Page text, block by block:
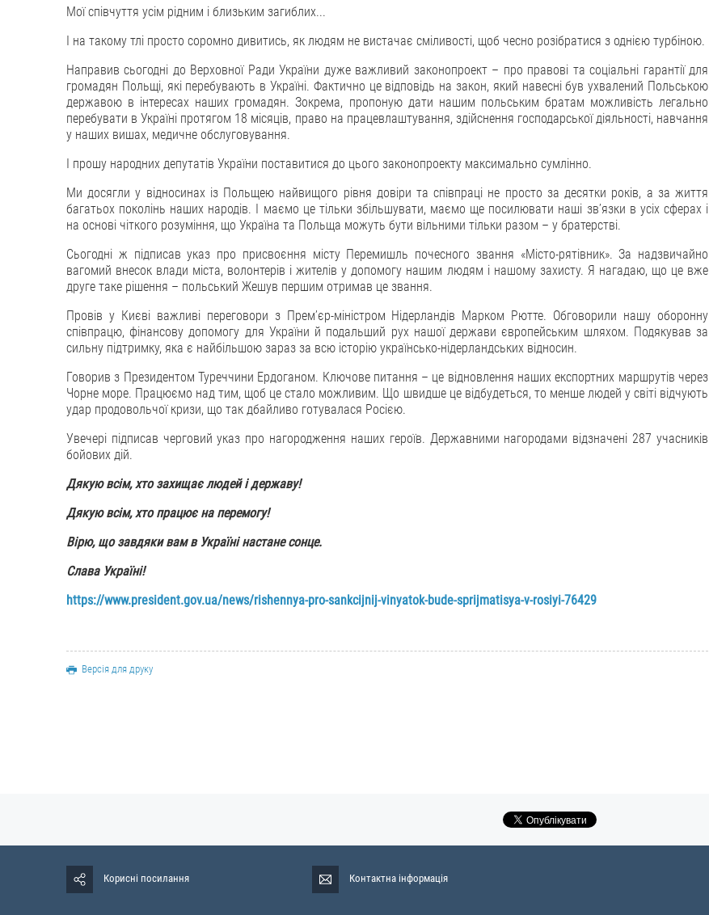
Мої співчуття усім рідним і близьким загиблих...
І на такому тлі просто соромно дивитись, як людям не вистачає сміливості, щоб чесно розібратися з однією турбіною.
Направив сьогодні до Верховної Ради України дуже важливий законопроект – про правові та соціальні гарантії для
громадян Польщі, які перебувають в Україні. Фактично це відповідь на закон, який навесні був ухвалений Польською
державою в інтересах наших громадян. Зокрема, пропоную дати нашим польським братам можливість легально
перебувати в Україні протягом 18 місяців, право на працевлаштування, здійснення господарської діяльності, навчання
у наших вишах, медичне обслуговування.
І прошу народних депутатів України поставитися до цього законопроекту максимально сумлінно.
Ми досягли у відносинах із Польщею найвищого рівня довіри та співпраці не просто за десятки років, а за життя
багатьох поколінь наших народів. І маємо це тільки збільшувати, маємо ще посилювати наші зв’язки в усіх сферах і
на основі чіткого розуміння, що Україна та Польща можуть бути вільними тільки разом – у братерстві.
Сьогодні ж підписав указ про присвоєння місту Перемишль почесного звання «Місто-рятівник». За надзвичайно
вагомий внесок влади міста, волонтерів і жителів у допомогу нашим людям і нашому захисту. Я нагадаю, що це вже
друге таке рішення – польський Жешув першим отримав це звання.
Провів у Києві важливі переговори з Премʼєр-міністром Нідерландів Марком Рютте. Обговорили нашу оборонну
співпрацю, фінансову допомогу для України й подальший рух нашої держави європейським шляхом. Подякував за
сильну підтримку, яка є найбільшою зараз за всю історію українсько-нідерландських відносин.
Говорив з Президентом Туреччини Ердоганом. Ключове питання – це відновлення наших експортних маршрутів через
Чорне море. Працюємо над тим, щоб це стало можливим. Що швидше це відбудеться, то менше людей у світі відчують
удар продовольчої кризи, що так дбайливо готувалася Росією.
Увечері підписав черговий указ про нагородження наших героїв. Державними нагородами відзначені 287 учасників
бойових дій.
Дякую всім, хто захищає людей і державу!
Дякую всім, хто працює на перемогу!
Вірю, що завдяки вам в Україні настане сонце.
Слава Україні!
https://www.president.gov.ua/news/rishennya-pro-sankcijnij-vinyatok-bude-sprijmatisya-v-rosiyi-76429
Версія для друку
Корисні посилання Контактна інформація